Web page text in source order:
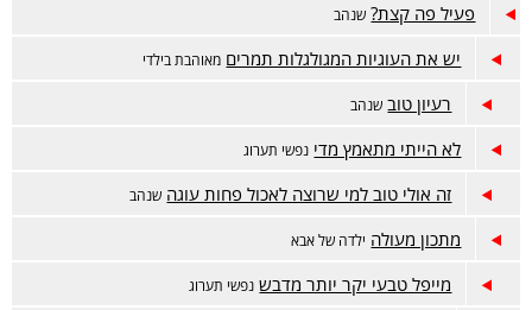
פעיל פה קצת? שנהב
יש את העוגיות המגולגלות תמרים מאוהבת בילדי
רעיון טוב שנהב
לא הייתי מתאמץ מדי נפשי תערוג
זה אולי טוב למי שרוצה לאכול פחות עוגה שנהב
מתכון מעולה ילדה של אבא
מייפל טבעי יקר יותר מדבש נפשי תערוג